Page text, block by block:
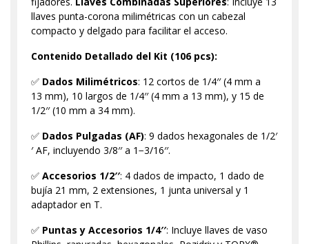
llaves punta-corona milimétricas con un cabezal
compacto y delgado para facilitar el acceso.
Contenido Detallado del Kit (106 pcs):
✅ Dados Milimétricos: 12 cortos de 1/4′′ (4 mm a
13 mm), 10 largos de 1/4′′ (4 mm a 13 mm), y 15 de
1/2′′ (10 mm a 34 mm).
✅ Dados Pulgadas (AF): 9 dados hexagonales de 1/2′
′ AF, incluyendo 3/8′′ a 1−3/16′′.
✅ Accesorios 1/2′′: 4 dados de impacto, 1 dado de
bujía 21 mm, 2 extensiones, 1 junta universal y 1
adaptador en T.
✅ Puntas y Accesorios 1/4′′: Incluye llaves de vaso